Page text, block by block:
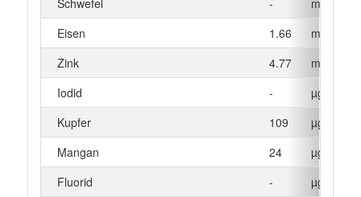
Eisen
1.66
mg
Zink
4.77
mg
Iodid
-
µg
Kupfer
109
µg
Mangan
24
µg
Fluorid
- µg